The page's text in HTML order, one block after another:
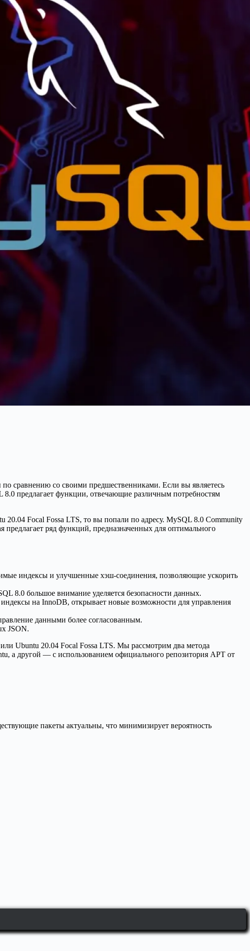
сравнению со своими предшественниками. Если вы являетесь
8.0 предлагает функции, отвечающие различным потребностям
20.04 Focal Fossa LTS, то вы попали по адресу. MySQL 8.0 Community
ряд функций, предназначенных для оптимального
индексы и улучшенные хэш-соединения, позволяющие ускорить
8.0 большое внимание уделяется безопасности данных.
на InnoDB, открывает новые возможности для управления
данными более согласованным.
JSON.
Ubuntu 20.04 Focal Fossa LTS. Мы рассмотрим два метода
а другой — с использованием официального репозитория APT от
пакеты актуальны, что минимизирует вероятность